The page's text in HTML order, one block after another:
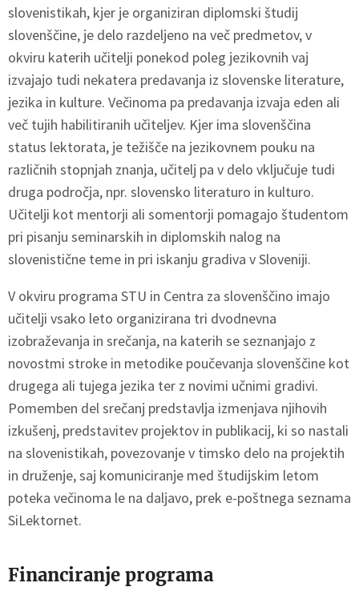
slovenistikah, kjer je organiziran diplomski študij
slovenščine, je delo razdeljeno na več predmetov, v
okviru katerih učitelji ponekod poleg jezikovnih vaj
izvajajo tudi nekatera predavanja iz slovenske literature,
jezika in kulture. Večinoma pa predavanja izvaja eden ali
več tujih habilitiranih učiteljev. Kjer ima slovenščina
status lektorata, je težišče na jezikovnem pouku na
različnih stopnjah znanja, učitelj pa v delo vključuje tudi
druga področja, npr. slovensko literaturo in kulturo.
Učitelji kot mentorji ali somentorji pomagajo študentom
pri pisanju seminarskih in diplomskih nalog na
slovenistične teme in pri iskanju gradiva v Sloveniji.
V okviru programa STU in Centra za slovenščino imajo
učitelji vsako leto organizirana tri dvodnevna
izobraževanja in srečanja, na katerih se seznanjajo z
novostmi stroke in metodike poučevanja slovenščine kot
drugega ali tujega jezika ter z novimi učnimi gradivi.
Pomemben del srečanj predstavlja izmenjava njihovih
izkušenj, predstavitev projektov in publikacij, ki so nastali
na slovenistikah, povezovanje v timsko delo na projektih
in druženje, saj komuniciranje med študijskim letom
poteka večinoma le na daljavo, prek e-poštnega seznama
SiLektornet.
Financiranje programa